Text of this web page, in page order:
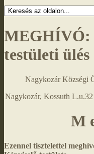
MEGHÍVÓ:
testületi ülés
Nagykozár Községi
Nagykozár, Kossuth
M
Ezennel tisztelettel